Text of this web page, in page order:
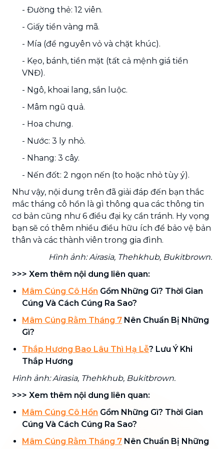
- Đường thẻ: 12 viên.
- Giấy tiền vàng mã.
- Mía (để nguyên vỏ và chặt khúc).
- Kẹo, bánh, tiền mặt (tất cả mệnh giá tiền
VNĐ).
- Ngô, khoai lang, sắn luộc.
- Mâm ngũ quả.
- Hoa chưng.
- Nước: 3 ly nhỏ.
- Nhang: 3 cây.
- Nến đốt: 2 ngọn nến (to hoặc nhỏ tùy ý).
Như vậy, nội dung trên đã giải đáp đến bạn thắc
mắc tháng cô hồn là gì thông qua các thông tin
cơ bản cũng như 6 điều đại kỵ cần tránh. Hy vọng
bạn sẽ có thêm nhiều điều hữu ích để bảo vệ bản
thân và các thành viên trong gia đình.
Hình ảnh: Airasia, Thehkhub, Bukitbrown.
>>> Xem thêm nội dung liên quan:
Mâm Cúng Cô Hồn Gồm Những Gì? Thời Gian
Cúng Và Cách Cúng Ra Sao?
Mâm Cúng Rằm Tháng 7 Nên Chuẩn Bị Những
Gì?
Thắp Hương Bao Lâu Thì Hạ Lễ? Lưu Ý Khi
Thắp Hương
Hình ảnh: Airasia, Thehkhub, Bukitbrown.
>>> Xem thêm nội dung liên quan:
Mâm Cúng Cô Hồn Gồm Những Gì? Thời Gian
Cúng Và Cách Cúng Ra Sao?
Mâm Cúng Rằm Tháng 7 Nên Chuẩn Bị Những